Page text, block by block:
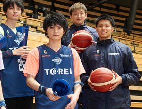
About